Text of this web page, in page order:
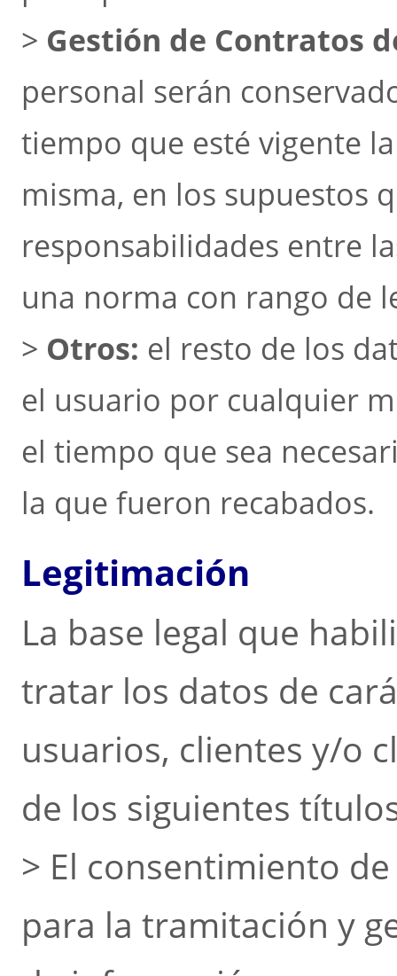
> Gestión de Contratos
personal serán
tiempo que esté vigente
misma, en los supuestos
responsabilidades entre
una norma con rango de
> Otros: el resto de los
el usuario por cualquier
el tiempo que sea
la que fueron recabados.
Legitimación
La base legal que
tratar los datos de
usuarios, clientes y/o
de los siguientes
> El consentimiento
para la tramitación y